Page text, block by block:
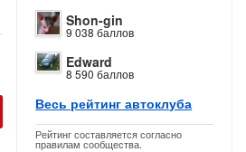
Shon-gin
9 038 баллов
Edward
8 590 баллов
Весь рейтинг автоклуба
Рейтинг составляется согласно
правилам сообщества.